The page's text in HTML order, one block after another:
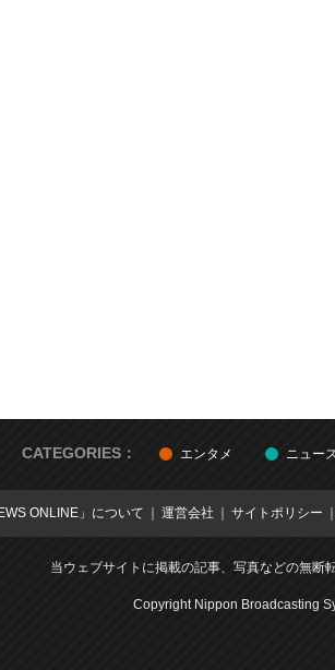
CATEGORIES： エンタメ ニュース
ONLINE」について 運営会社 サイトポリシー
当ウェブサイトに掲載の記事、写真などの無断
Copyright Nippon Broadcasting